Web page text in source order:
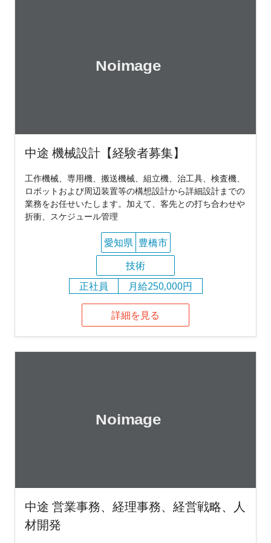
中途 機械設計【経験者募集】
工作機械、専用機、搬送機械、組立機、治工具、検査機、
ロボットおよび周辺装置等の構想設計から詳細設計までの
業務をお任せいたします。加えて、客先との打ち合わせや
折衝、スケジュール管理
愛知県 豊橋市
技術
正社員
月給250,000円
詳細を見る
中途 営業事務、経理事務、経営戦略、人
材開発